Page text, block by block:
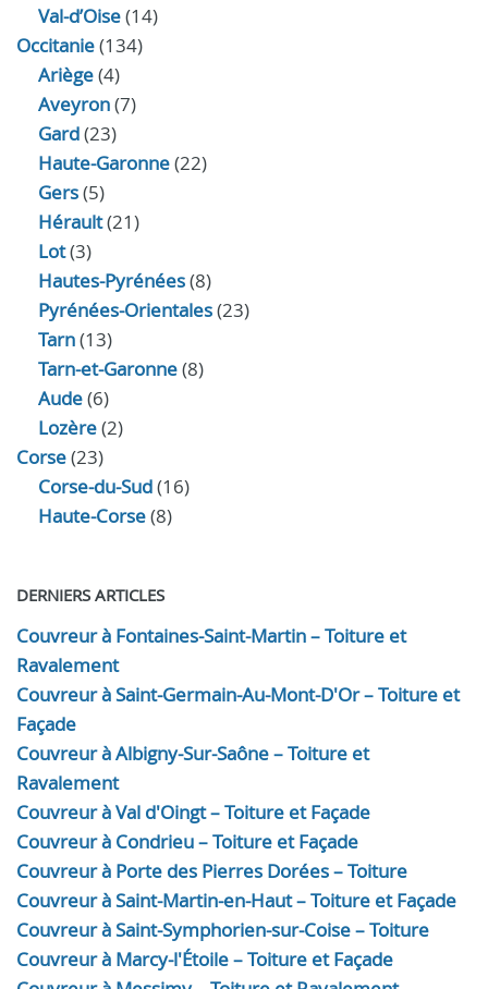
Val-d’Oise(14)
Occitanie(134)
Ariège(4)
Aveyron(7)
Gard(23)
Haute-Garonne(22)
Gers(5)
Hérault(21)
Lot(3)
Hautes-Pyrénées(8)
Pyrénées-Orientales(23)
Tarn(13)
Tarn-et-Garonne(8)
Aude(6)
Lozère(2)
Corse(23)
Corse-du-Sud(16)
Haute-Corse(8)
DERNIERS ARTICLES
Couvreur à Fontaines-Saint-Martin – Toiture et
Ravalement
Couvreur à Saint-Germain-Au-Mont-D'Or – Toiture et
Façade
Couvreur à Albigny-Sur-Saône – Toiture et
Ravalement
Couvreur à Val d'Oingt – Toiture et Façade
Couvreur à Condrieu – Toiture et Façade
Couvreur à Porte des Pierres Dorées – Toiture
Couvreur à Saint-Martin-en-Haut – Toiture et Façade
Couvreur à Saint-Symphorien-sur-Coise – Toiture
Couvreur à Marcy-l'Étoile – Toiture et Façade